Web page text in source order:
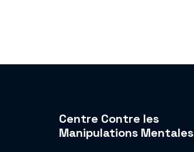
Centre Contre les
Manipulations Mentales